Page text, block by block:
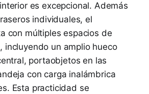
es excepcional. Además
individuales, el
con múltiples espacios de
incluyendo un amplio hueco
portaobjetos en las
con carga inalámbrica
Esta practicidad se